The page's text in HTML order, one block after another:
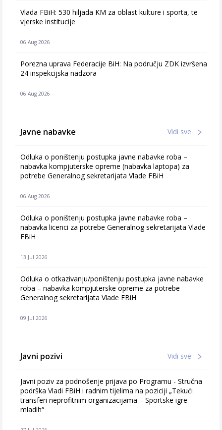
Vlada FBiH: 530 hiljada KM za oblast kulture i sporta, te
vjerske institucije
06 Aug 2026
Porezna uprava Federacije BiH: Na području ZDK izvršena
24 inspekcijska nadzora
06 Aug 2026
Javne nabavke Vidi sve
Odluka o poništenju postupka javne nabavke roba –
nabavka kompjuterske opreme (nabavka laptopa) za
potrebe Generalnog sekretarijata Vlade FBiH
06 Aug 2026
Odluka o poništenju postupka javne nabavke roba –
nabavka licenci za potrebe Generalnog sekretarijata Vlade
FBiH
13 Jul 2026
Odluka o otkazivanju/poništenju postupka javne nabavke
roba – nabavka kompjuterske opreme za potrebe
Generalnog sekretarijata Vlade FBiH
09 Jul 2026
Javni pozivi Vidi sve
Javni poziv za podnošenje prijava po Programu - Stručna
podrška Vladi FBiH i radnim tijelima na poziciji „Tekući
transferi neprofitnim organizacijama – Sportske igre
mladih“